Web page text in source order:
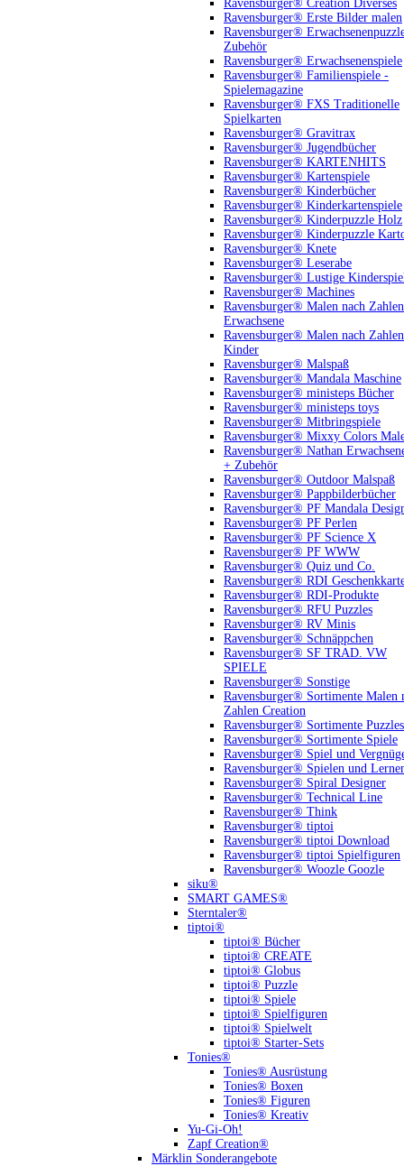
Ravensburger® Creation Diverses
Ravensburger® Erste Bilder malen
Ravensburger®
Zubehör
Ravensburger® Erwachsenenspiele
Ravensburger® Familienspiele -
Spielemagazine
Ravensburger® FXS Traditionelle
Spielkarten
Ravensburger® Gravitrax
Ravensburger® Jugendbücher
Ravensburger® KARTENHITS
Ravensburger® Kartenspiele
Ravensburger® Kinderbücher
Ravensburger® Kinderkartenspiele
Ravensburger® Kinderpuzzle Holz
Ravensburger® Kinderpuzzle
Ravensburger® Knete
Ravensburger® Leserabe
Ravensburger® Lustige
Ravensburger® Machines
Ravensburger® Malen nach Zahlen
Erwachsene
Ravensburger® Malen nach Zahlen
Kinder
Ravensburger® Malspaß
Ravensburger® Mandala Maschine
Ravensburger® ministeps Bücher
Ravensburger® ministeps toys
Ravensburger® Mitbringspiele
Ravensburger® Mixxy Colors
Ravensburger® Nathan
+ Zubehör
Ravensburger® Outdoor Malspaß
Ravensburger® Pappbilderbücher
Ravensburger® PF Mandala
Ravensburger® PF Perlen
Ravensburger® PF Science X
Ravensburger® PF WWW
Ravensburger® Quiz und Co.
Ravensburger® RDI
Ravensburger® RDI-Produkte
Ravensburger® RFU Puzzles
Ravensburger® RV Minis
Ravensburger® Schnäppchen
Ravensburger® SF TRAD. VW
SPIELE
Ravensburger® Sonstige
Ravensburger® Sortimente Malen
Zahlen Creation
Ravensburger® Sortimente Puzzles
Ravensburger® Sortimente Spiele
Ravensburger® Spiel und
Ravensburger® Spielen und
Ravensburger® Spiral Designer
Ravensburger® Technical Line
Ravensburger® Think
Ravensburger® tiptoi
Ravensburger® tiptoi Download
Ravensburger® tiptoi Spielfiguren
Ravensburger® Woozle Goozle
siku®
SMART GAMES®
Sterntaler®
tiptoi®
tiptoi® Bücher
tiptoi® CREATE
tiptoi® Globus
tiptoi® Puzzle
tiptoi® Spiele
tiptoi® Spielfiguren
tiptoi® Spielwelt
tiptoi® Starter-Sets
Tonies®
Tonies® Ausrüstung
Tonies® Boxen
Tonies® Figuren
Tonies® Kreativ
Yu-Gi-Oh!
Zapf Creation®
Märklin Sonderangebote